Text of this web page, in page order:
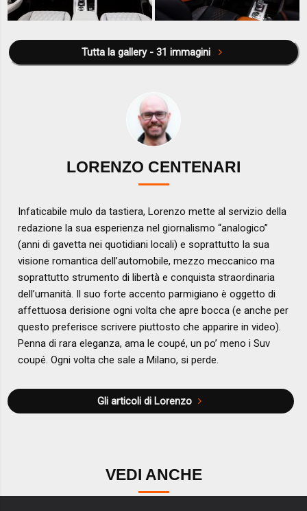
Tutta la gallery - 31 immagini
LORENZO CENTENARI
Infaticabile mulo da tastiera, Lorenzo mette al servizio della
redazione la sua esperienza nel giornalismo “analogico”
(anni di gavetta nei quotidiani locali) e soprattutto la sua
visione romantica dell’automobile, mezzo meccanico ma
soprattutto strumento di libertà e conquista straordinaria
dell’umanità. Il suo forte accento parmigiano è oggetto di
affettuosa derisione ogni volta che apre bocca (e anche per
questo preferisce scrivere piuttosto che apparire in video).
Penna di rara eleganza, ama le coupé, un po’ meno i Suv
coupé. Ogni volta che sale a Milano, si perde.
Gli articoli di Lorenzo
VEDI ANCHE